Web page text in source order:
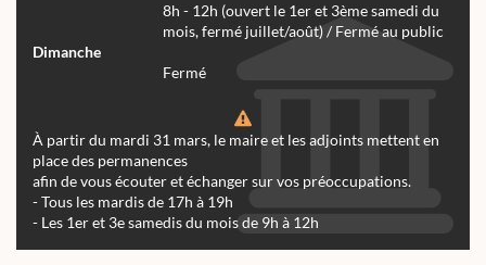
8h - 12h (ouvert le 1er et 3ème samedi du
mois, fermé juillet/août) / Fermé au public
Dimanche
Fermé
À partir du mardi 31 mars, le maire et les adjoints mettent en
place des permanences
afin de vous écouter et échanger sur vos préoccupations.
- Tous les mardis de 17h à 19h
- Les 1er et 3e samedis du mois de 9h à 12h